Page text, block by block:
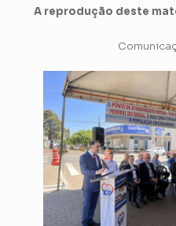
A reprodução deste